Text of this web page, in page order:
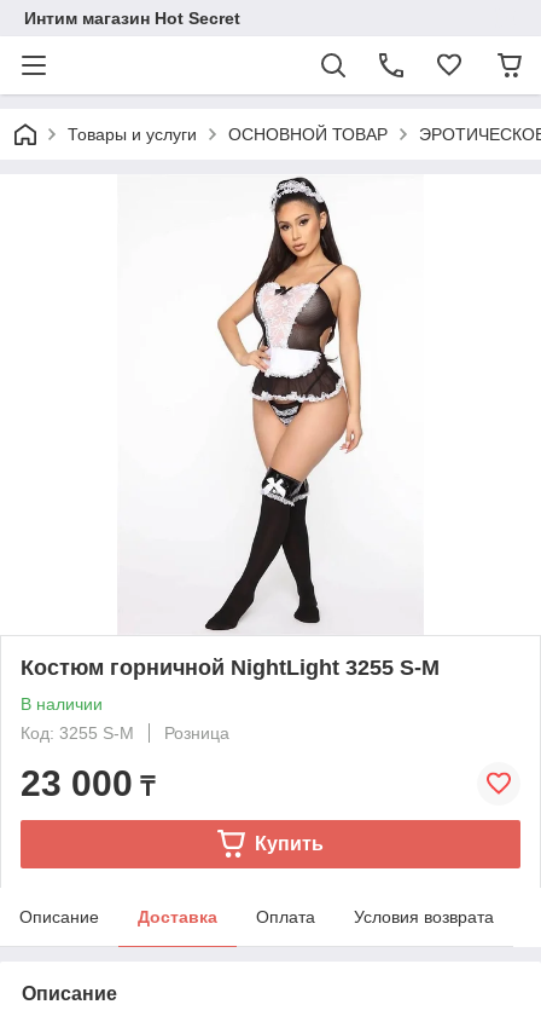
Интим магазин Hot Secret
Товары и услуги ОСНОВНОЙ ТОВАР
Костюм горничной NightLight 3255 S-M
В наличии
Код: 3255 S-M
Розница
23 000 ₸
Купить
Описание Доставка Оплата Условия возврата
Описание